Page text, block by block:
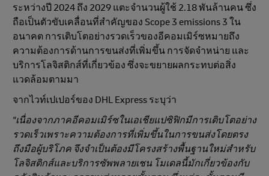
ระหว่างปี 2024 ถึง 2029 แตะจำนวนผู้ใช้ 2.18 พันล้านคน ซึ่ง
ถือเป็นตัวขับเคลื่อนที่สําคัญของ Scope 3 emissions 3 ใน
อนาคต การเติบโตอย่างรวดเร็วของอีคอมเมิร์ซหมายถึง
ความต้องการด้านการขนส่งที่เพิ่มขึ้น การจัดจําหน่าย และ
บริการโลจิสติกส์ที่เกี่ยวข้อง ซึ่งจะขยายผลกระทบต่อสิ่ง
แวดล้อมตามมา
จากไวท์เปเปอร์ของ DHL Express ระบุว่า
"เนื่องจากภาคอีคอมเมิร์ซในเอเชียแปซิฟิกมีการเติบโตอย่าง
รวดเร็วเพราะความต้องการที่เพิ่มขึ้นในการขนส่งโดยตรง
ถึงมือผู้บริโภค จึงจําเป็นต้องมีโครงสร้างพื้นฐานใหม่สําหรับ
โลจิสติกส์และบริการซัพพลายเชน โมเดลนี้มักเกี่ยวข้องกับ